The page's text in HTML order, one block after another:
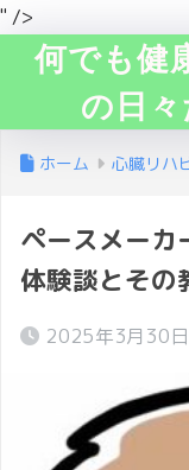
" />
何でも健
の日
ホーム 心臓リハ
ペースメーカ
体験談とその
2025年3月30日